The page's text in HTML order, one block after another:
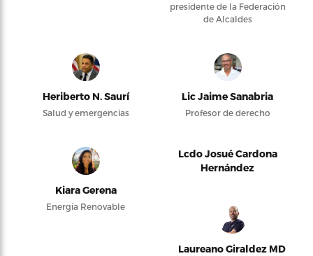
presidente de la Federación
de Alcaldes
Heriberto N. Saurí
Salud y emergencias
Lic Jaime Sanabria
Profesor de derecho
Kiara Gerena
Energía Renovable
Lcdo Josué Cardona
Hernández
Laureano Giraldez MD